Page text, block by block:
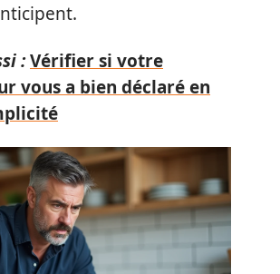
:Vérifier si votre
vous a bien déclaré en